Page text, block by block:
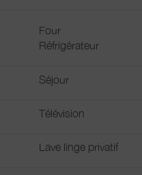
Four
Réfrigérateur
Séjour
Télévision
Lave linge privatif